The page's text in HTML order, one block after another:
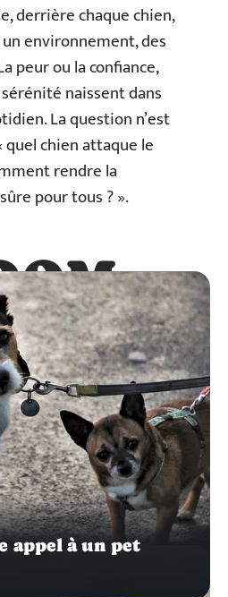
derrière chaque chien,
environnement, des
peur ou la confiance,
naissent dans
La question n’est
chien attaque le
rendre la
pour tous ? ».
appel à un pet